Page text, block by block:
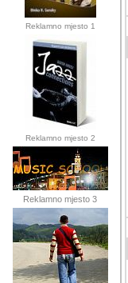
Reklamno mjesto 1
Reklamno mjesto 2
Reklamno mjesto 3